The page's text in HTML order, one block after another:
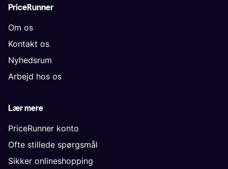
PriceRunner
Om os
Kontakt os
Nyhedsrum
Arbejd hos os
Lær mere
PriceRunner konto
Ofte stillede spørgsmål
Sikker onlineshopping